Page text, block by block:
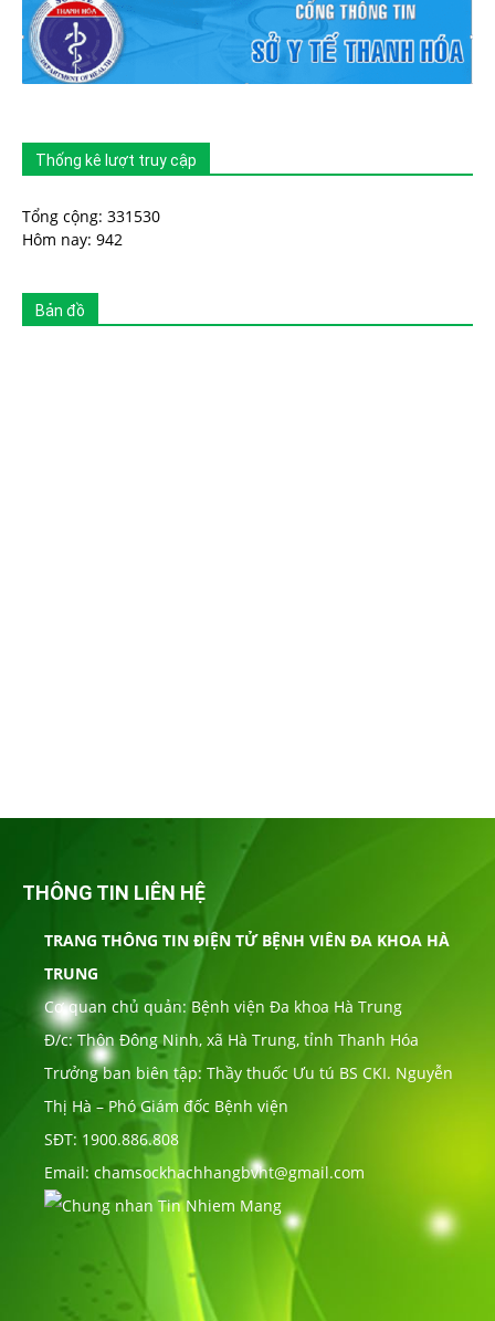
Thống kê lượt truy cập
Tổng cộng: 331530
Hôm nay: 942
Bản đồ
THÔNG TIN LIÊN HỆ
TRANG THÔNG TIN ĐIỆN TỬ BỆNH VIÊN ĐA KHOA HÀ
TRUNG
Cơ quan chủ quản: Bệnh viện Đa khoa Hà Trung
Đ/c: Thôn Đông Ninh, xã Hà Trung, tỉnh Thanh Hóa
Trưởng ban biên tập: Thầy thuốc Ưu tú BS CKI. Nguyễn
Thị Hà – Phó Giám đốc Bệnh viện
SĐT: 1900.886.808
Email: chamsockhachhangbvht@gmail.com